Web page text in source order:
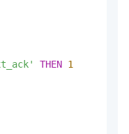
THEN 1